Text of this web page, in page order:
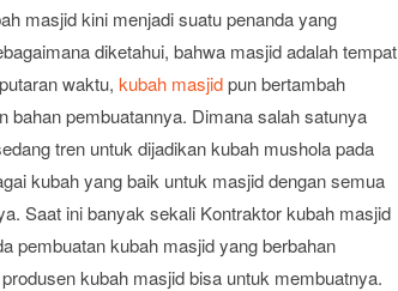
masjid kini menjadi suatu penanda yang
diketahui, bahwa masjid adalah tempat
waktu, kubah masjidpun bertambah
bahan pembuatannya. Dimana salah satunya
tren untuk dijadikan kubah mushola pada
kubah yang baik untuk masjid dengan semua
Saat ini banyak sekali Kontraktor kubah masjid
pembuatan kubah masjid yang berbahan
kubah masjid bisa untuk membuatnya.